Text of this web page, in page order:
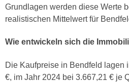
Grundlagen werden diese Werte
realistischen Mittelwert für
Wie entwickeln sich die
Die Kaufpreise in Bendfeld lagen
€, im Jahr 2024 bei 3.667,21 € je